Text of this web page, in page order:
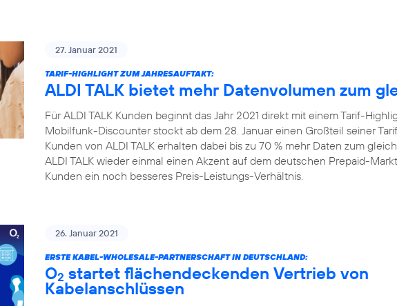
27. Januar 2021
TARIF-HIGHLIGHT ZUM JAHRESAUFTAKT:
ALDI TALK bietet mehr Datenvolumen zum
Für ALDI TALK Kunden beginnt das Jahr 2021 direkt mit einem Tarif-
Mobilfunk-Discounter stockt ab dem 28. Januar einen Großteil seiner
Kunden von ALDI TALK erhalten dabei bis zu 70 % mehr Daten zum
ALDI TALK wieder einmal einen Akzent auf dem deutschen Prepaid-
Kunden ein noch besseres Preis-Leistungs-Verhältnis.
26. Januar 2021
ERSTE KABEL-WHOLESALE-PARTNERSCHAFT IN DEUTSCHLAND:
O2 startet flächendeckenden Vertrieb von
Kabelanschlüssen